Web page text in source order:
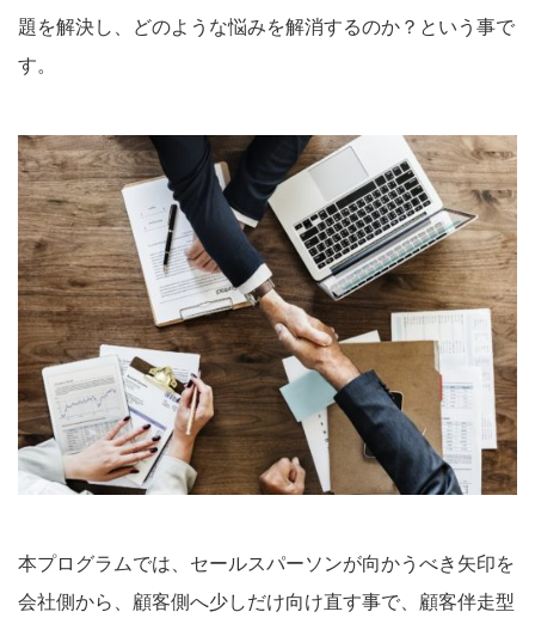
題を解決し、どのような悩みを解消するのか？という事で
す。
本プログラムでは、セールスパーソンが向かうべき矢印を
会社側から、顧客側へ少しだけ向け直す事で、顧客伴走型